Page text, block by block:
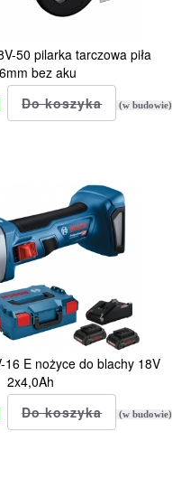
50 pilarka tarczowa piła
bez aku
(w budowie)
16 E nożyce do blachy 18V
2x4,0Ah
(w budowie)